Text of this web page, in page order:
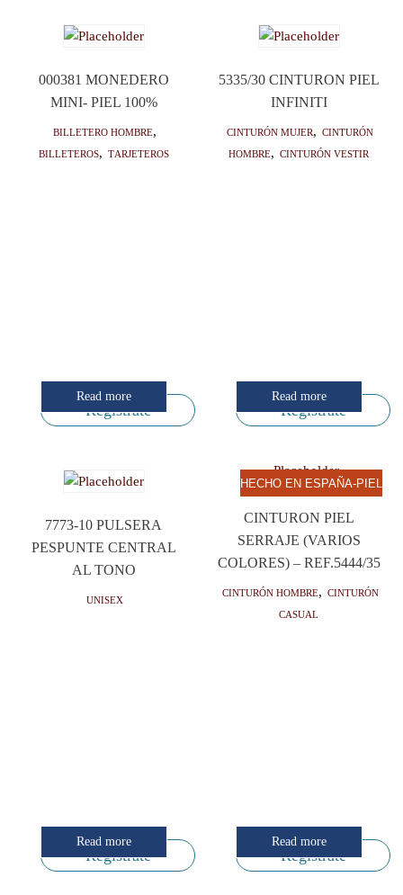
000381 MONEDERO
MINI- PIEL 100%
Billetero hombre,
Billeteros, Tarjeteros
Regístrate
Read more
5335/30 CINTURON PIEL
INFINITI
Cinturón mujer, Cinturón
hombre, Cinturón vestir
Regístrate
Read more
7773-10 PULSERA
PESPUNTE CENTRAL
AL TONO
Unisex
Regístrate
Read more
HECHO EN ESPAÑA-PIEL
CINTURON PIEL
SERRAJE (VARIOS
COLORES) – REF.5444/35
Cinturón hombre, Cinturón
casual
Regístrate
Read more